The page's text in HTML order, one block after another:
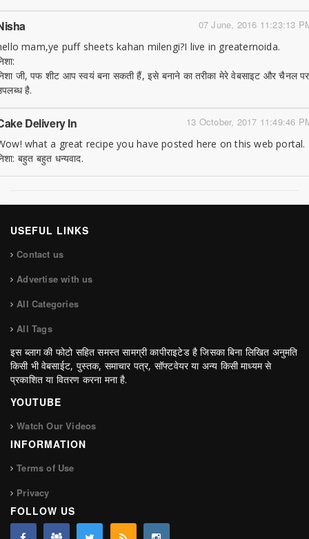
07 June, 2016 11:23:13
mam,ye puff sheets kahan milengi?I live in greaternoida.
जी, पफ शीट आप स्वयं बना सकती हैं, इसे बनाने का तरीका मेरे वेबसाइट और चैनल पर
है.
13 October, 2017 11:49:46
Delivery In
what a great recipe you have posted here on this web portal.
बहुत बहुत धन्यवाद.
USEFUL LINKS
Contact us
Advertise with us
All Categories
All Tags
इस ब्लाग की फोटो सहित समस्त सामग्री कापीराइटेड है जिसका बिना लिखित अनुमति
किसी भी वेबसाईट, पुस्तक, समाचार पत्र, सॉफ्टवेयर या अन्य किसी माध्यम से
प्रकाशित या वितरण करना मना है.
YOUTUBE
Watch Our Videos
INFORMATION
Terms of Use
Privacy
FOLLOW US